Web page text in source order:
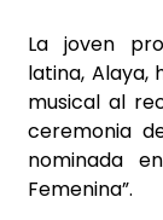
La joven
latina, Alaya,
musical al
ceremonia
nominada
Femenina”.